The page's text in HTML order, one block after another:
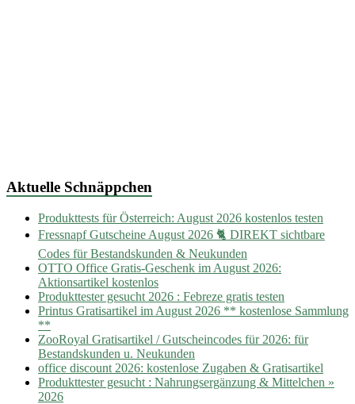
Aktuelle Schnäppchen
Produkttests für Österreich: August 2026 kostenlos testen
Fressnapf Gutscheine August 2026 🐈 DIREKT sichtbare
Codes für Bestandskunden & Neukunden
OTTO Office Gratis-Geschenk im August 2026:
Aktionsartikel kostenlos
Produkttester gesucht 2026 : Febreze gratis testen
Printus Gratisartikel im August 2026 ** kostenlose Sammlung
**
ZooRoyal Gratisartikel / Gutscheincodes für 2026: für
Bestandskunden u. Neukunden
office discount 2026: kostenlose Zugaben & Gratisartikel
Produkttester gesucht : Nahrungsergänzung & Mittelchen »
2026